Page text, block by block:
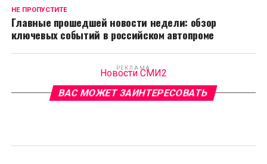
НЕ ПРОПУСТИТЕ
Главные прошедшей новости недели: обзор
ключевых событий в российском автопроме
РЕКЛАМА
Новости СМИ2
ВАС МОЖЕТ ЗАИНТЕРЕСОВАТЬ